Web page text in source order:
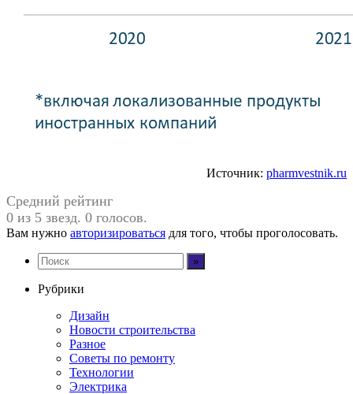
Источник: pharmvestnik.ru
Средний рейтинг
0 из 5 звезд. 0 голосов.
Вам нужно авторизироваться для того, чтобы проголосовать.
Рубрики
Дизайн
Новости строительства
Разное
Советы по ремонту
Технологии
Электрика